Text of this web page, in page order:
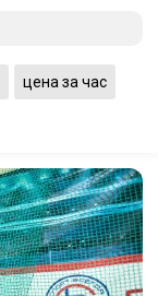
цена за час